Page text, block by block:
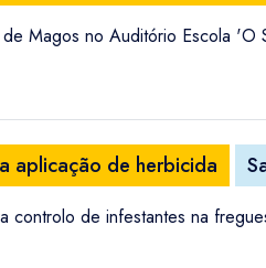
Magos no Auditório Escola
aplicação de herbicida
controlo de infestantes na